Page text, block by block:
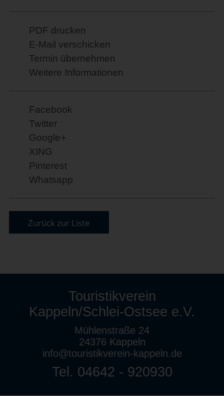
PDF drucken
E-Mail verschicken
Termin übernehmen
Weitere Informationen
Facebook
Twitter
Google+
XING
Pinterest
Whatsapp
Zurück zur Liste
Touristikverein
Kappeln/Schlei-Ostsee e.V.
Mühlenstraße 24
24376 Kappeln
info@touristikverein-kappeln.de
Tel. 04642 - 920930